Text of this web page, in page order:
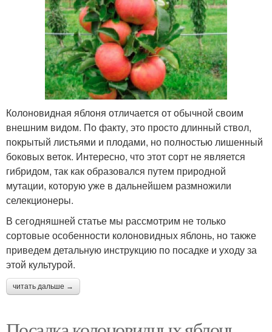
Колоновидная яблоня отличается от обычной своим
внешним видом. По факту, это просто длинный ствол,
покрытый листьями и плодами, но полностью лишенный
боковых веток. Интересно, что этот сорт не является
гибридом, так как образовался путем природной
мутации, которую уже в дальнейшем размножили
селекционеры.
В сегодняшней статье мы рассмотрим не только
сортовые особенности колоновидных яблонь, но также
приведем детальную инструкцию по посадке и уходу за
этой культурой.
читать дальше →